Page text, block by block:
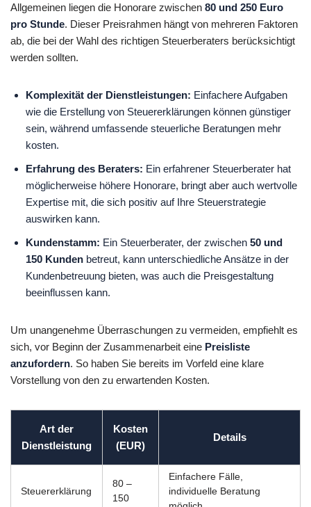
Allgemeinen liegen die Honorare zwischen 80 und 250 Euro
pro Stunde. Dieser Preisrahmen hängt von mehreren Faktoren
ab, die bei der Wahl des richtigen Steuerberaters berücksichtigt
werden sollten.
Komplexität der Dienstleistungen: Einfachere Aufgaben
wie die Erstellung von Steuererklärungen können günstiger
sein, während umfassende steuerliche Beratungen mehr
kosten.
Erfahrung des Beraters: Ein erfahrener Steuerberater hat
möglicherweise höhere Honorare, bringt aber auch wertvolle
Expertise mit, die sich positiv auf Ihre Steuerstrategie
auswirken kann.
Kundenstamm: Ein Steuerberater, der zwischen50 und
150 Kunden betreut, kann unterschiedliche Ansätze in der
Kundenbetreuung bieten, was auch die Preisgestaltung
beeinflussen kann.
Um unangenehme Überraschungen zu vermeiden, empfiehlt es
sich, vor Beginn der Zusammenarbeit eine Preisliste
anzufordern. So haben Sie bereits im Vorfeld eine klare
Vorstellung von den zu erwartenden Kosten.
Art der
Dienstleistung
Kosten
(EUR)
Details
Steuererklärung
80 –
150
Einfachere Fälle,
individuelle Beratung